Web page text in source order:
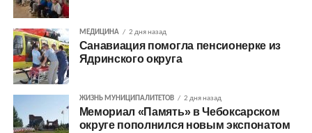
МЕДИЦИНА 2 дня назад
Санавиация помогла пенсионерке из
Ядринского округа
ЖИЗНЬ МУНИЦИПАЛИТЕТОВ 2 дня назад
Мемориал «Память» в Чебоксарском
округе пополнился новым экспонатом